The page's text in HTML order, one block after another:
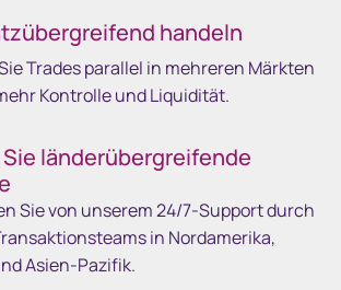
handeln
Trades parallel in mehreren Märkten
Kontrolle und Liquidität.
länderübergreifende
Sie von unserem 24/7-Support durch
in Nordamerika,
Asien-Pazifik.